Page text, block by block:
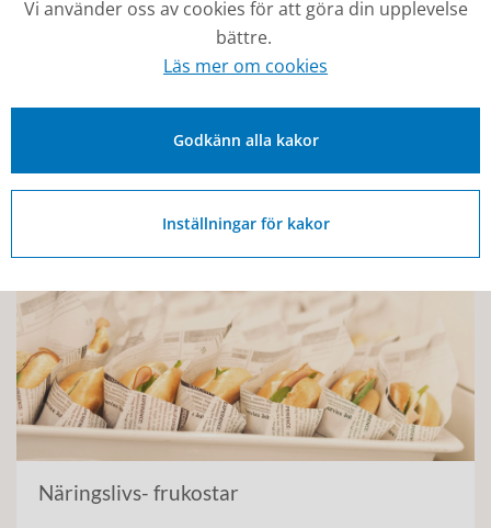
Näringslivs- frukostar
Vi använder oss av cookies för att göra din upplevelse
bättre.
Läs mer om cookies
Godkänn alla kakor
Inställningar för kakor